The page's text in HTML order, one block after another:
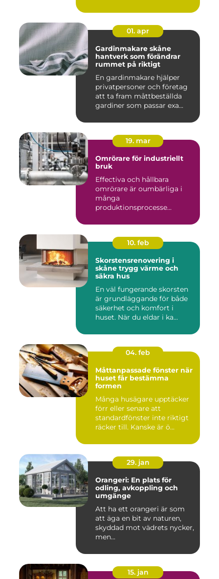
01. apr
Gardinmakare skåne
hantverk som förändrar
rummet på riktigt
En gardinmakare hjälper
privatpersoner och företag
att ta fram måttbeställda
gardiner som passar exa...
19. mar
Omrörare för industriellt
bruk
Effectiva och hållbara
omrörare är oumbärliga i
många
produktionsprocesse...
10. feb
Skorstensrenovering i
skåne trygg värme och
säkra hus
En väl fungerande skorsten
är grundläggande för både
säkerhet och komfort i
huset. När du eldar i ka...
04. feb
Måttanpassade fönster när
huset får bestämma
formen
Många husägare upptäcker
förr eller senare att
standardfönster inte riktigt
räcker till. Kanske är ö...
29. jan
Orangeri: En plats för
odling, avkoppling och
umgänge
Att ha ett orangeri är som
att äga en bit av naturen,
skyddad mot vädrets nycker,
men...
15. jan